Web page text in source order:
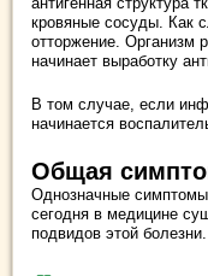
кровяные сосуды. Как
отторжение. Организм
начинает выработку
В том случае, если
начинается
Общая
Однозначные
сегодня в медицине
подвидов этой